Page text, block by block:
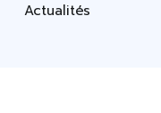
Actualités